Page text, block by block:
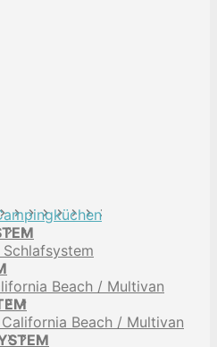
Beach / Multivan
California Beach / Multivan